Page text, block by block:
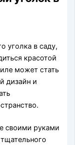
уголка в саду,
красотой
может стать
дизайн и
своими руками